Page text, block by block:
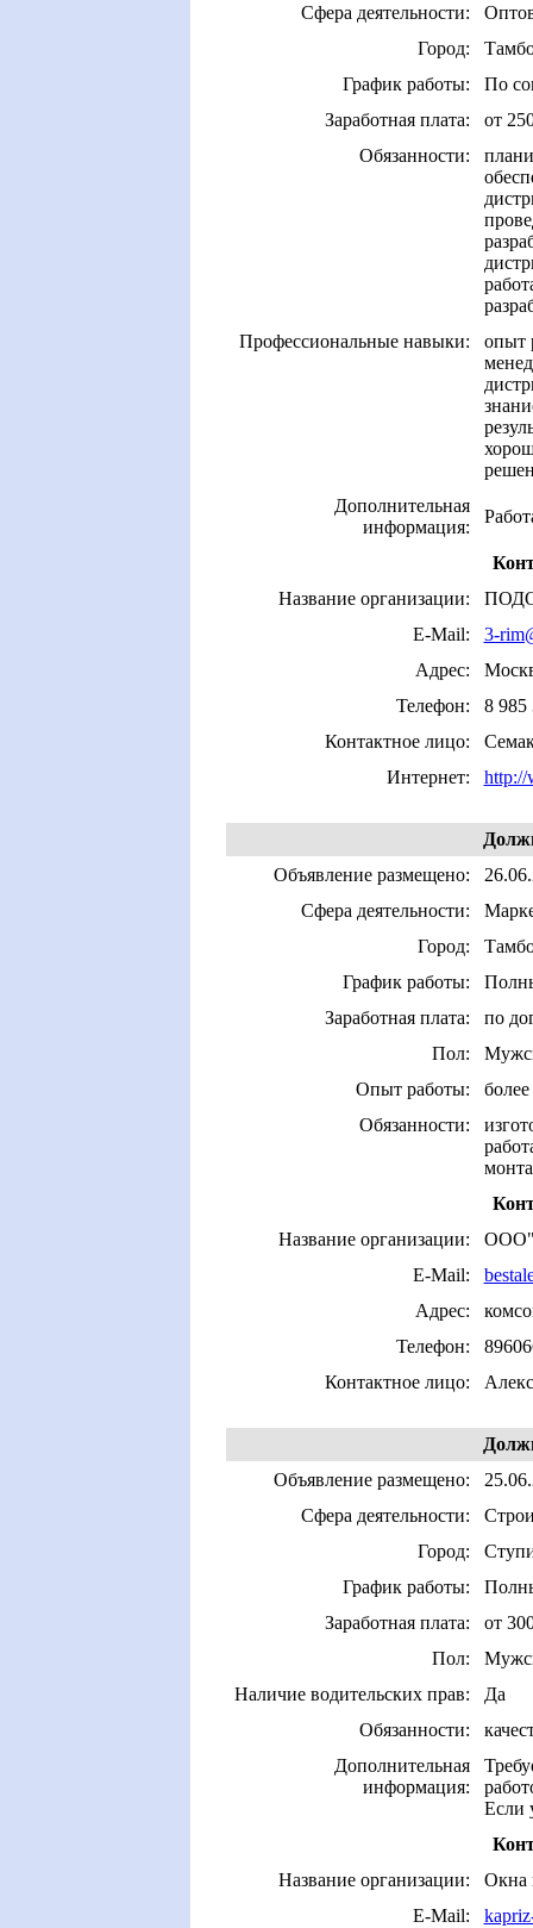
Сфера деятельности:
Город:
График работы:
По
Заработная плата:
от
Обязанности:
Профессиональные навыки:
опыт
Дополнительная
информация:
Название организации:
E-Mail:
3-
Адрес:
Телефон:
8 985
Контактное лицо:
Интернет:
http://
Объявление размещено:
Сфера деятельности:
Город:
График работы:
Заработная плата:
по
Пол:
Опыт работы:
Обязанности:
Название организации:
E-Mail:
Адрес:
Телефон:
Контактное лицо:
Объявление размещено:
Сфера деятельности:
Город:
График работы:
Заработная плата:
от
Пол:
Наличие водительских прав:
Да
Обязанности:
Дополнительная
информация:
Если
Название организации:
Окна
E-Mail: